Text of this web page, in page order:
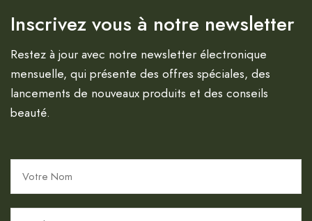
Inscrivez vous à notre newsletter
Restez à jour avec notre newsletter électronique
mensuelle, qui présente des offres spéciales, des
lancements de nouveaux produits et des conseils
beauté.